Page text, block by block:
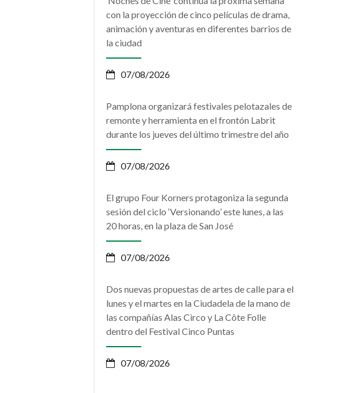
con la proyección de cinco películas de drama,
animación y aventuras en diferentes barrios de
la ciudad
07/08/2026
Pamplona organizará festivales pelotazales de
remonte y herramienta en el frontón Labrit
durante los jueves del último trimestre del año
07/08/2026
El grupo Four Korners protagoniza la segunda
sesión del ciclo ‘Versionando’ este lunes, a las
20 horas, en la plaza de San José
07/08/2026
Dos nuevas propuestas de artes de calle para el
lunes y el martes en la Ciudadela de la mano de
las compañías Alas Circo y La Côte Folle
dentro del Festival Cinco Puntas
07/08/2026